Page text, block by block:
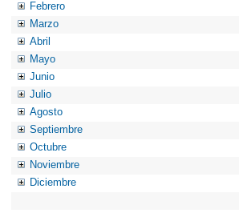
Febrero
Marzo
Abril
Mayo
Junio
Julio
Agosto
Septiembre
Octubre
Noviembre
Diciembre